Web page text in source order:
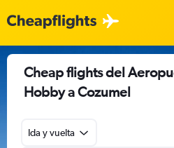
Cheap flights del
Hobby a Cozumel
Ida y vuelta